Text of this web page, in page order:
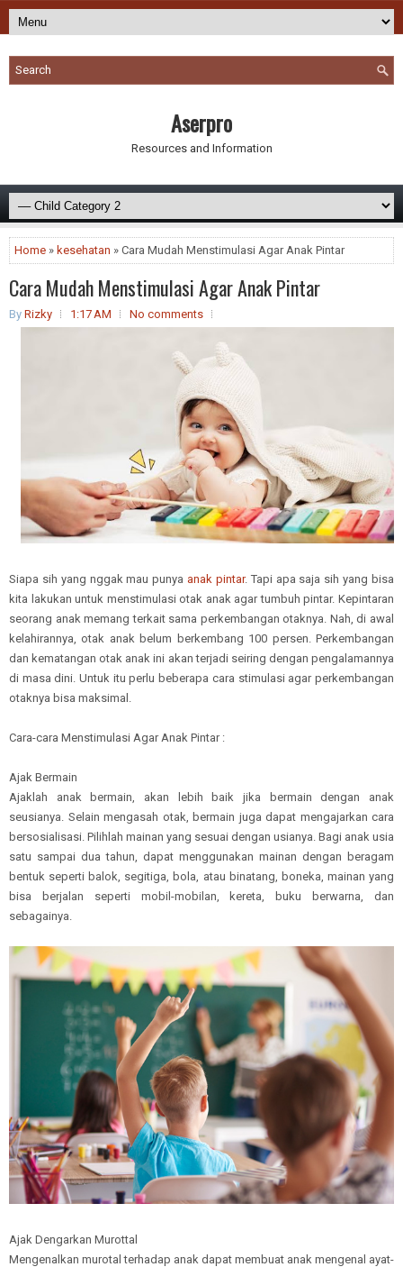
Aserpro
Resources and Information
Home » kesehatan » Cara Mudah Menstimulasi Agar Anak Pintar
Cara Mudah Menstimulasi Agar Anak Pintar
By Rizky 1:17 AM No comments
Siapa sih yang nggak mau punya anak pintar. Tapi apa saja sih yang bisa
kita lakukan untuk menstimulasi otak anak agar tumbuh pintar. Kepintaran
seorang anak memang terkait sama perkembangan otaknya. Nah, di awal
kelahirannya, otak anak belum berkembang 100 persen. Perkembangan
dan kematangan otak anak ini akan terjadi seiring dengan pengalamannya
di masa dini. Untuk itu perlu beberapa cara stimulasi agar perkembangan
otaknya bisa maksimal.
Cara-cara Menstimulasi Agar Anak Pintar :
Ajak Bermain
Ajaklah anak bermain, akan lebih baik jika bermain dengan anak
seusianya. Selain mengasah otak, bermain juga dapat mengajarkan cara
bersosialisasi. Pilihlah mainan yang sesuai dengan usianya. Bagi anak usia
satu sampai dua tahun, dapat menggunakan mainan dengan beragam
bentuk seperti balok, segitiga, bola, atau binatang, boneka, mainan yang
bisa berjalan seperti mobil-mobilan, kereta, buku berwarna, dan
sebagainya.
Ajak Dengarkan Murottal
Mengenalkan murotal terhadap anak dapat membuat anak mengenal ayat-